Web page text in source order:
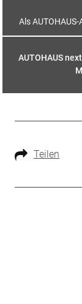
Als
AUTOHAUS
Teilen